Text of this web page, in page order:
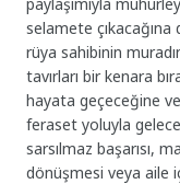
selamete
rüya sahibinin
tavırları bir kenara
hayata geçeceğine
feraset yoluyla
sarsılmaz başarısı,
dönüşmesi veya aile